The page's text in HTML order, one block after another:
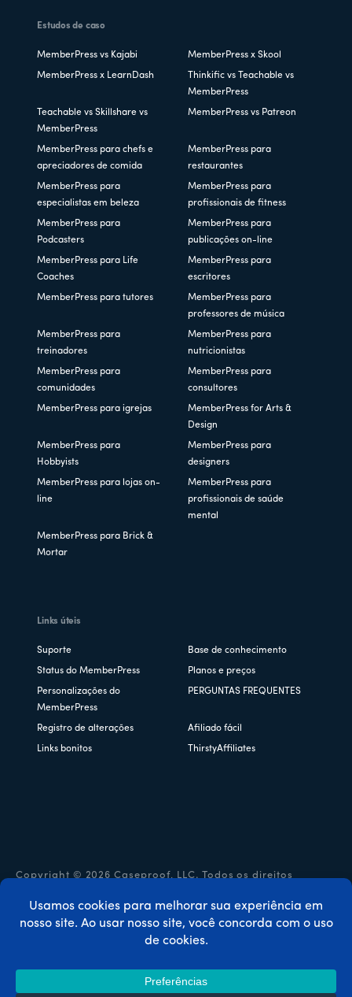
Estudos de caso
MemberPress vs Kajabi MemberPress x Skool
MemberPress x LearnDash
Thinkific vs Teachable vs
MemberPress
Teachable vs Skillshare vs
MemberPress
MemberPress vs Patreon
MemberPress para chefs e
apreciadores de comida
MemberPress para
restaurantes
MemberPress para
especialistas em beleza
MemberPress para
profissionais de fitness
MemberPress para
Podcasters
MemberPress para
publicações on-line
MemberPress para Life
Coaches
MemberPress para
escritores
MemberPress para tutores
MemberPress para
professores de música
MemberPress para
treinadores
MemberPress para
nutricionistas
MemberPress para
comunidades
MemberPress para
consultores
MemberPress para igrejas
MemberPress for Arts &
Design
MemberPress para
Hobbyists
MemberPress para
designers
MemberPress para lojas on-
line
MemberPress para
profissionais de saúde
mental
MemberPress para Brick &
Mortar
Links úteis
Suporte Base de conhecimento
Status do MemberPress Planos e preços
Personalizações do
MemberPress
PERGUNTAS FREQUENTES
Registro de alterações Afiliado fácil
Links bonitos ThirstyAffiliates
Copyright © 2026 Caseproof, LLC. Todos os direitos
Política de privacidade Reembolsos
Termos e condições
Código de cupom MemberPress